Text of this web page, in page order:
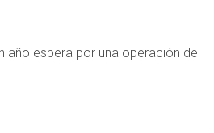
año espera por una operación de